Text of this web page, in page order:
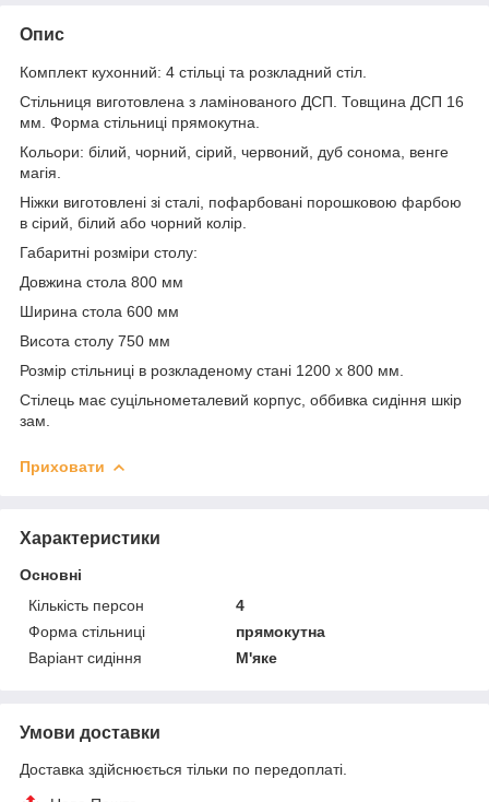
Опис
Комплект кухонний: 4 стільці та розкладний стіл.
Стільниця виготовлена з ламінованого ДСП. Товщина ДСП 16
мм. Форма стільниці прямокутна.
Кольори: білий, чорний, сірий, червоний, дуб сонома, венге
магія.
Ніжки виготовлені зі сталі, пофарбовані порошковою фарбою
в сірий, білий або чорний колір.
Габаритні розміри столу:
Довжина стола 800 мм
Ширина стола 600 мм
Висота столу 750 мм
Розмір стільниці в розкладеному стані 1200 х 800 мм.
Стілець має суцільнометалевий корпус, оббивка сидіння шкір
зам.
Приховати
Характеристики
Основні
Кількість персон
4
Форма стільниці
прямокутна
Варіант сидіння
М'яке
Умови доставки
Доставка здійснюється тільки по передоплаті.